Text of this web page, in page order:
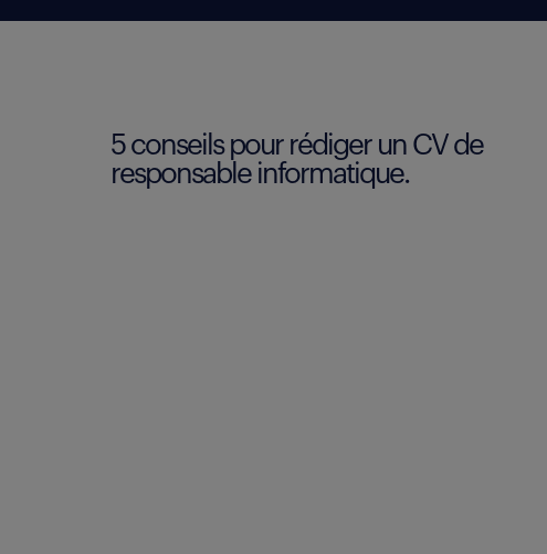
5 conseils pour rédiger un CV de
responsable informatique.